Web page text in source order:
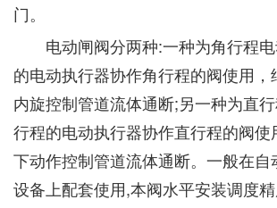
门。
电动闸阀分两种:一种为角行程电
的电动执行器协作角行程的阀使用，
内旋控制管道流体通断;另一种为直
行程的电动执行器协作直行程的阀使
下动作控制管道流体通断。一般在自
设备上配套使用,本阀水平安装调度精